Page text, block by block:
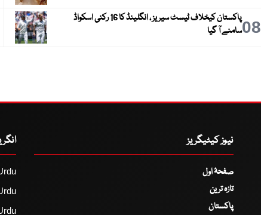
08
پاکستان کیخلاف ٹیسٹ سیریز ، انگلینڈ کا 16 رکنی اسکواڈ
سامنے آ گیا
نیوز کیٹیگریز
صفحۂ اول
تازہ ترین
پاکستان